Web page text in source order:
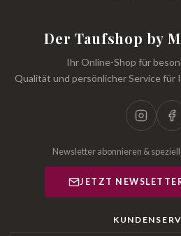
Der Taufshop by
Ihr Online-Shop für
Qualität und persönlicher Service für
Newsletter abonnieren &
JETZT